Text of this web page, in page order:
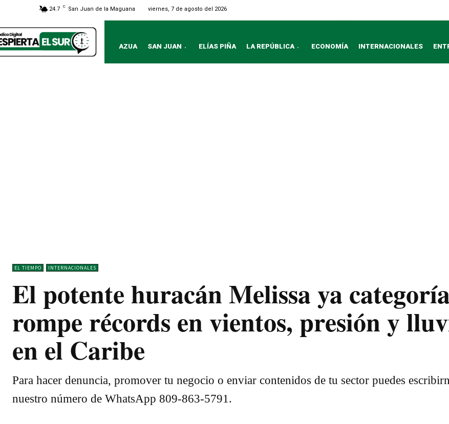
24.7 C San Juan de la Maguana viernes, 7 de agosto del 2026
AZUA SAN JUAN ELÍAS PIÑA LA REPÚBLICA ECONOMÍA INTERNACIONALES
EL TIEMPO INTERNACIONALES
El potente huracán Melissa ya
rompe récords en vientos, presión y
en el Caribe
Para hacer denuncia, promover tu negocio o enviar contenidos de tu sector puedes
nuestro número de WhatsApp 809-863-5791.